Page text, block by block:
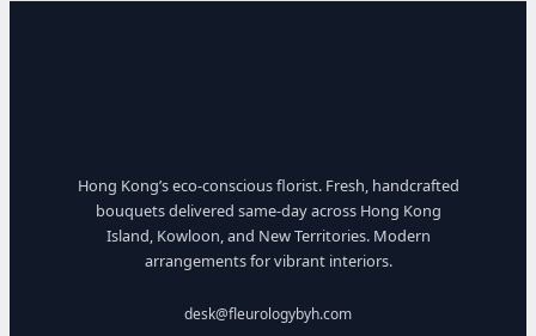
Hong Kong’s eco-conscious florist. Fresh, handcrafted
bouquets delivered same-day across Hong Kong
Island, Kowloon, and New Territories. Modern
arrangements for vibrant interiors.
desk@fleurologybyh.com